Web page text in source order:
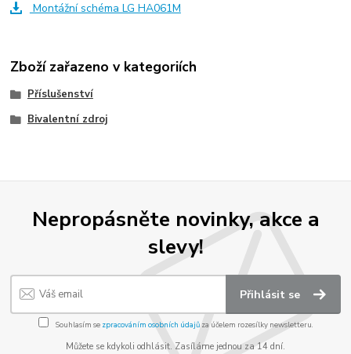
Montážní schéma LG HA061M
Zboží zařazeno v kategoriích
Příslušenství
Bivalentní zdroj
Nepropásněte novinky, akce a
slevy!
Přihlásit se
Souhlasím se zpracováním osobních údajůza účelem rozesílky newsletteru.
Můžete se kdykoli odhlásit. Zasíláme jednou za 14 dní.